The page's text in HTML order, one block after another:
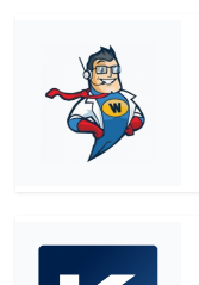
изменения
читателем.